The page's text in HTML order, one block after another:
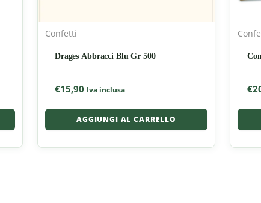
Confetti
Drages Abbracci Blu Gr 500
€15,90 Iva inclusa
AGGIUNGI AL CARRELLO
€